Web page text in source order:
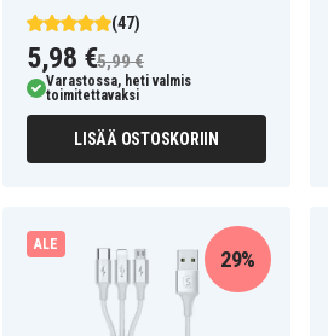
(47)
5,98 €5,99 €
Varastossa, heti valmis
toimitettavaksi
LISÄÄ OSTOSKORIIN
ALE
29%